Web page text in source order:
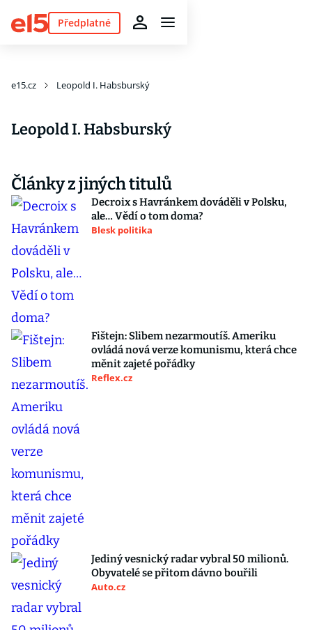
Předplatné
e15.cz Leopold I. Habsburský
Leopold I. Habsburský
Články z jiných titulů
Decroix s Havránkem dováděli v Polsku,
ale… Vědí o tom doma?
Blesk politika
Fištejn: Slibem nezarmoutíš. Ameriku
ovládá nová verze komunismu, která chce
měnit zajeté pořádky
Reflex.cz
Jediný vesnický radar vybral 50 milionů.
Obyvatelé se přitom dávno bouřili
Auto.cz